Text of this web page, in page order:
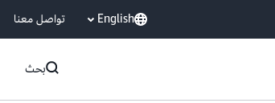
English تواصل معنا
بحث